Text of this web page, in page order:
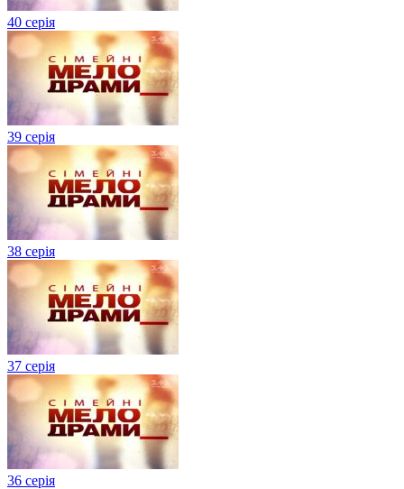
40 серія
39 серія
38 серія
37 серія
36 серія